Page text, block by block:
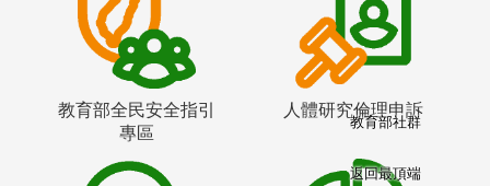
教育部全民安全指引
專區
人體研究倫理申訴
教育部社群
返回最頂端